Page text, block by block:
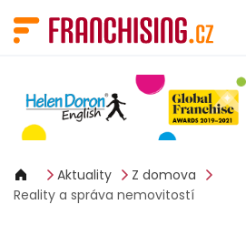
Aktuality
Z domova
Reality a správa nemovitostí